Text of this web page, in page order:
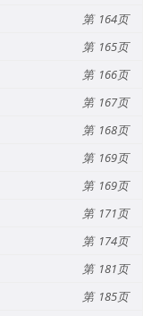
164
165
166
167
168
169
169
171
174
181
185